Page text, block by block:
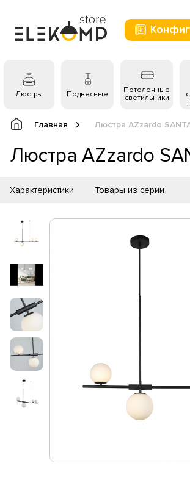
Люстры Подвесные
Потолочные
светильники
Главная Люстра AZzardo
Люстра AZzardo
Характеристики Товары из серии